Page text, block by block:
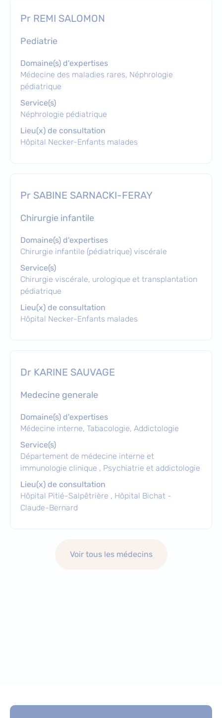
Pr REMI SALOMON
pediatrie
Domaine(s) d'expertises
Médecine des maladies rares, Néphrologie
pédiatrique
Service(s)
Néphrologie pédiatrique
Lieu(x) de consultation
Hôpital Necker-Enfants malades
Pr SABINE SARNACKI-FERAY
chirurgie infantile
Domaine(s) d'expertises
Chirurgie infantile (pédiatrique) viscérale
Service(s)
Chirurgie viscérale, urologique et transplantation
pédiatrique
Lieu(x) de consultation
Hôpital Necker-Enfants malades
Dr KARINE SAUVAGE
medecine generale
Domaine(s) d'expertises
Médecine interne, Tabacologie, Addictologie
Service(s)
Département de médecine interne et
immunologie clinique , Psychiatrie et addictologie
Lieu(x) de consultation
Hôpital Pitié-Salpêtrière , Hôpital Bichat -
Claude-Bernard
Voir tous les médecins